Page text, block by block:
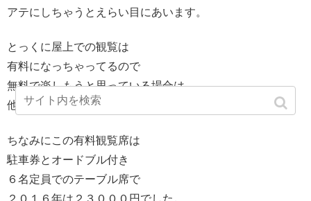
アテにしちゃうとえらい目にあいます。
とっくに屋上での観覧は
有料になっちゃってるので
無料で楽しもうと思っている場合は
他の手段を考えるしかないです。
ちなみにこの有料観覧席は
駐車券とオードブル付き
６名定員でのテーブル席で
２０１６年は２３０００円でした。